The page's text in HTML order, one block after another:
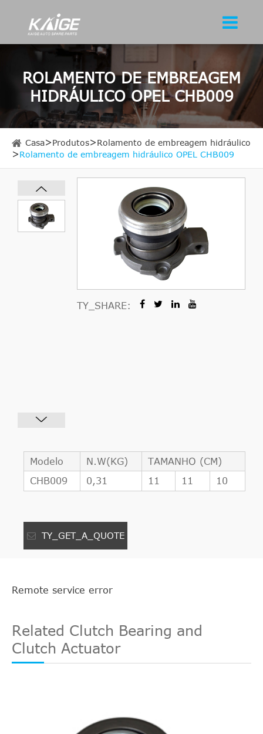
ROLAMENTO DE EMBREAGEM
HIDRÁULICO OPEL CHB009
Casa Produtos
Rolamento de embreagem hidráulico
Rolamento de embreagem hidráulico OPEL CHB009
TY_SHARE:
Modelo N.W(KG)
TAMANHO (CM)
CHB009
0,31 11 11 10
TY_GET_A_QUOTE
Remote service error
Related Clutch Bearing and
Clutch Actuator